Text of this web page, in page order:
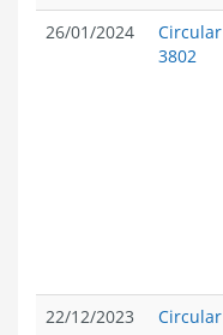
26/01/2024
Circular
3802
22/12/2023
Circular